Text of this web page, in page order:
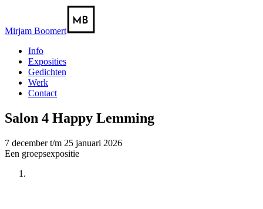
Mirjam Boomert
Info
Exposities
Gedichten
Werk
Contact
Salon 4 Happy Lemming
7 december t/m 25 januari 2026
Een groepsexpositie